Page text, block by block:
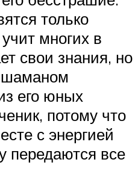
только
многих в
свои знания, но
шаманом
его юных
потому что
с энергией
передаются все